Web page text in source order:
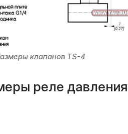
клапанов TS-4
реле